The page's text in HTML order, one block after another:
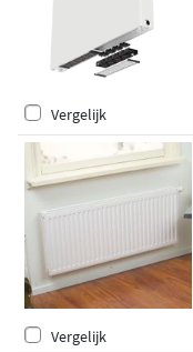
Vergelijk
Vergelijk